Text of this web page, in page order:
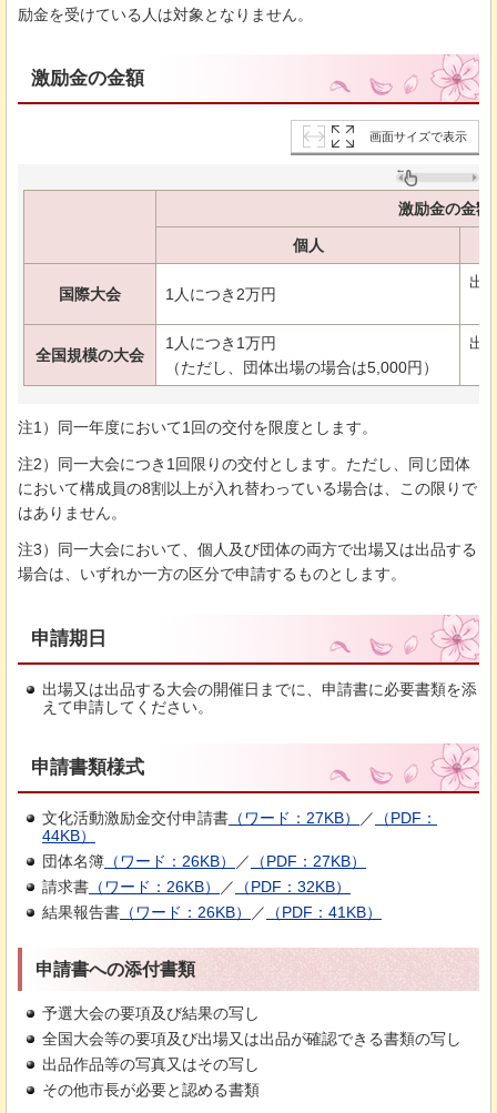
励金を受けている人は対象となりません。
激励金の金額
画面サイズで表示
激励金の金額
個人
国際大会 1人につき2万円
出
全国規模の大会
1人につき1万円
（ただし、団体出場の場合は5,000円）
出
注1）同一年度において1回の交付を限度とします。
注2）同一大会につき1回限りの交付とします。ただし、同じ団体
において構成員の8割以上が入れ替わっている場合は、この限りで
はありません。
注3）同一大会において、個人及び団体の両方で出場又は出品する
場合は、いずれか一方の区分で申請するものとします。
申請期日
出場又は出品する大会の開催日までに、申請書に必要書類を添
えて申請してください。
申請書類様式
文化活動激励金交付申請書 （ワード：27KB） ／
（PDF：
44KB）
団体名簿 （ワード：26KB） ／
（PDF：27KB）
請求書 （ワード：26KB） ／
（PDF：32KB）
結果報告書 （ワード：26KB） ／ （PDF：41KB）
申請書への添付書類
予選大会の要項及び結果の写し
全国大会等の要項及び出場又は出品が確認できる書類の写し
出品作品等の写真又はその写し
その他市長が必要と認める書類